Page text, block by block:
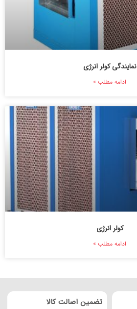
نمایندگی کولر انرژی
ادامه مطلب »
کولر انرژی
ادامه مطلب »
تضمین اصالت کالا